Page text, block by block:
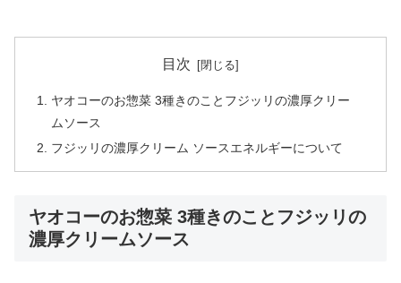
目次
ヤオコーのお惣菜 3種きのことフジッリの濃厚クリー
ムソース
フジッリの濃厚クリーム ソースエネルギーについて
ヤオコーのお惣菜 3種きのことフジッリの
濃厚クリームソース